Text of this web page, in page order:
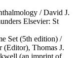
/ David J.
Elsevier: St
Set (5th edition) /
Thomas J.